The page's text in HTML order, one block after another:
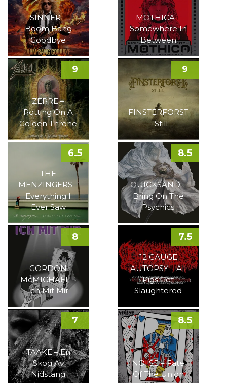
SINNER –
Boom Bang
Goodbye
MOTHICA –
Somewhere In
Between
ZERRE –
Rotting On A
Golden Throne
9
FINSTERFORST
– Still
9
THE
MENZINGERS –
Everything I
Ever Saw
6.5
QUICKSAND –
Bring On The
Psychics
8.5
GORDON
McMICHAEL –
Ich Mit Mir
8
12 GAUGE
AUTOPSY – All
Pigs Get
Slaughtered
7.5
TAAKE – En
Skog Av
Nidstang
7
NOI!SE – Fate
Of The Union
8.5